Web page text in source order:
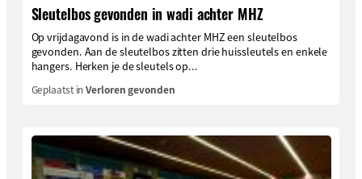
Sleutelbos gevonden in wadi achter MHZ
Op vrijdagavond is in de wadi achter MHZ een sleutelbos
gevonden. Aan de sleutelbos zitten drie huissleutels en enkele
hangers. Herken je de sleutels op...
Geplaatst inVerloren gevonden